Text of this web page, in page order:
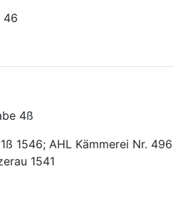
46
4ß
1546; AHL Kämmerei Nr. 496
1541